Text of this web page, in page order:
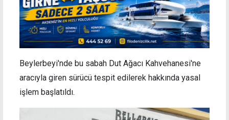
Beylerbeyi'nde bu sabah Dut Ağacı Kahvehanesi'ne
aracıyla giren sürücü tespit edilerek hakkında yasal
işlem başlatıldı.